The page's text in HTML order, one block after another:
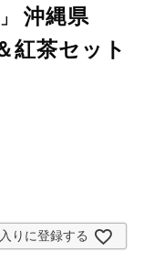
沖縄県
紅茶セット
りに登録する